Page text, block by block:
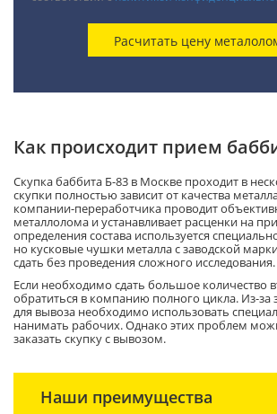
Как происходит прием
Скупка баббита Б-83 в Москве проходит в
скупки полностью зависит от качества
компании-переработчика проводит
металлолома и устанавливает расценки на
определения состава используется
но кусковые чушки металла с заводской
сдать без проведения сложного исследования.
Если необходимо сдать большое количество
обратиться в компанию полного цикла. Из-за
для вывоза необходимо использовать
нанимать рабочих. Однако этих проблем
заказать скупку с вывозом.
Наши преимущества